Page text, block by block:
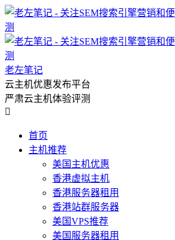
老左笔记
云主机优惠发布平台
严肃云主机体验评测

首页
主机推荐
美国主机优惠
香港虚拟主机
香港服务器租用
香港站群服务器
美国VPS推荐
美国服务器租用